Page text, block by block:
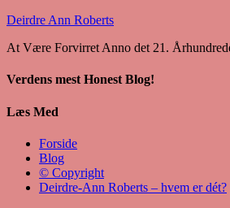
Deirdre Ann Roberts
At Være Forvirret Anno det 21.
Verdens mest Honest Blog!
Læs Med
Forside
Blog
© Copyright
Deirdre-Ann Roberts – hvem er dét?